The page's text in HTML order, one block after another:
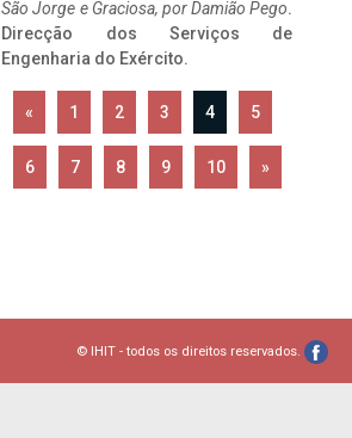
São Jorge e Graciosa, por Damião Pego.
Direcção dos Serviços de
Engenharia do Exército.
« 1 2 3 4 5
6 7 8 9 10 »
© IHIT - todos os direitos reservados.